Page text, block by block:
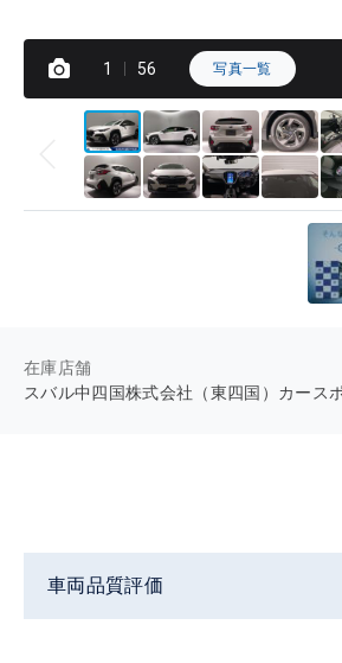
1 56 写真一覧
在庫店舗
スバル中四国株式会社（東四国）カース
車両品質評価